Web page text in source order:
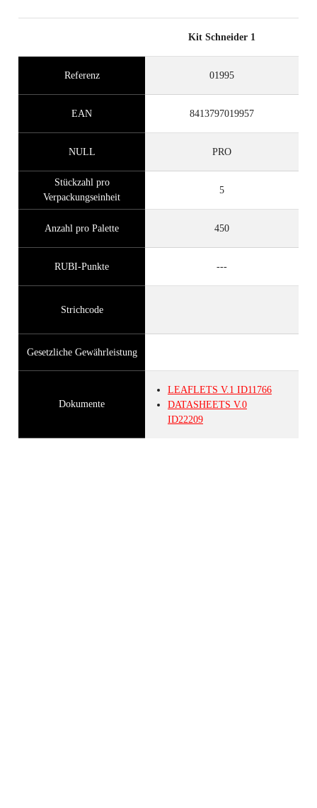
Kit Schneider 1
Referenz 01995
EAN 8413797019957
NULL PRO
Stückzahl pro
Verpackungseinheit
5
Anzahl pro Palette 450
RUBI-Punkte ---
Strichcode
Gesetzliche Gewährleistung
Dokumente
LEAFLETS V.1 ID11766
DATASHEETS V.0
ID22209